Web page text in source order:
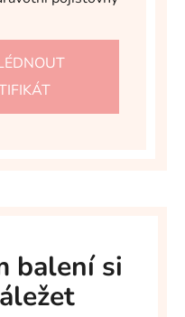
balení si